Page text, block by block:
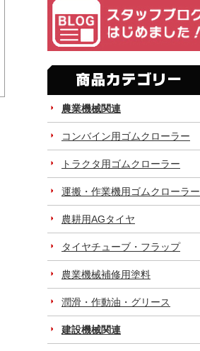
農業機械関連
コンバイン用ゴムクローラー
トラクタ用ゴムクローラー
運搬・作業機用ゴムクローラー
農耕用AGタイヤ
タイヤチューブ・フラップ
農業機械補修用塗料
潤滑・作動油・グリース
建設機械関連